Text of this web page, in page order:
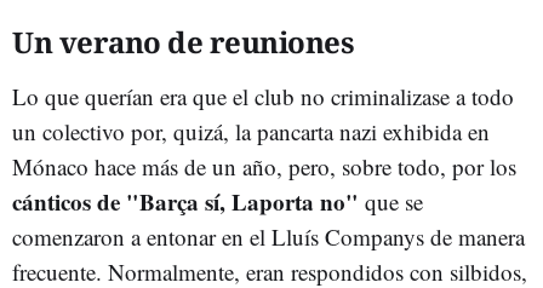
Un verano de reuniones
Lo que querían era que el club no criminalizase a todo
un colectivo por, quizá, la pancarta nazi exhibida en
Mónaco hace más de un año, pero, sobre todo, por los
cánticos de "Barça sí, Laporta no" que se
comenzaron a entonar en el Lluís Companys de manera
frecuente. Normalmente, eran respondidos con silbidos,